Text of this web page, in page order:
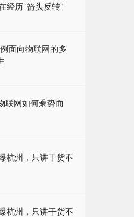
经历"箭头反转"
面向物联网的多
联网如何乘势而
杭州，只讲干货不
杭州，只讲干货不